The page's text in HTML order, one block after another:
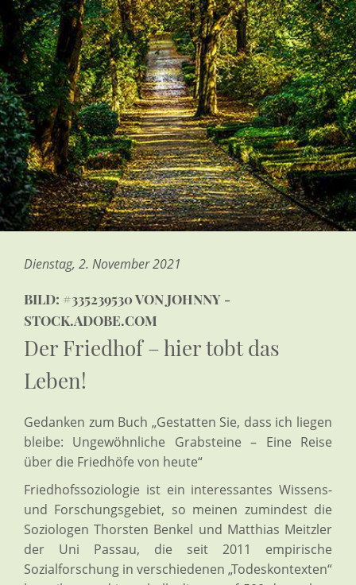
Dienstag, 2. November 2021
BILD: #335239530 VON JOHNNY -
STOCK.ADOBE.COM
Der Friedhof – hier tobt das
Leben!
Gedanken zum Buch „Gestatten Sie, dass ich liegen
bleibe: Ungewöhnliche Grabsteine – Eine Reise
über die Friedhöfe von heute“
Friedhofssoziologie ist ein interessantes Wissens-
und Forschungsgebiet, so meinen zumindest die
Soziologen Thorsten Benkel und Matthias Meitzler
der Uni Passau, die seit 2011 empirische
Sozialforschung in verschiedenen „Todeskontexten“